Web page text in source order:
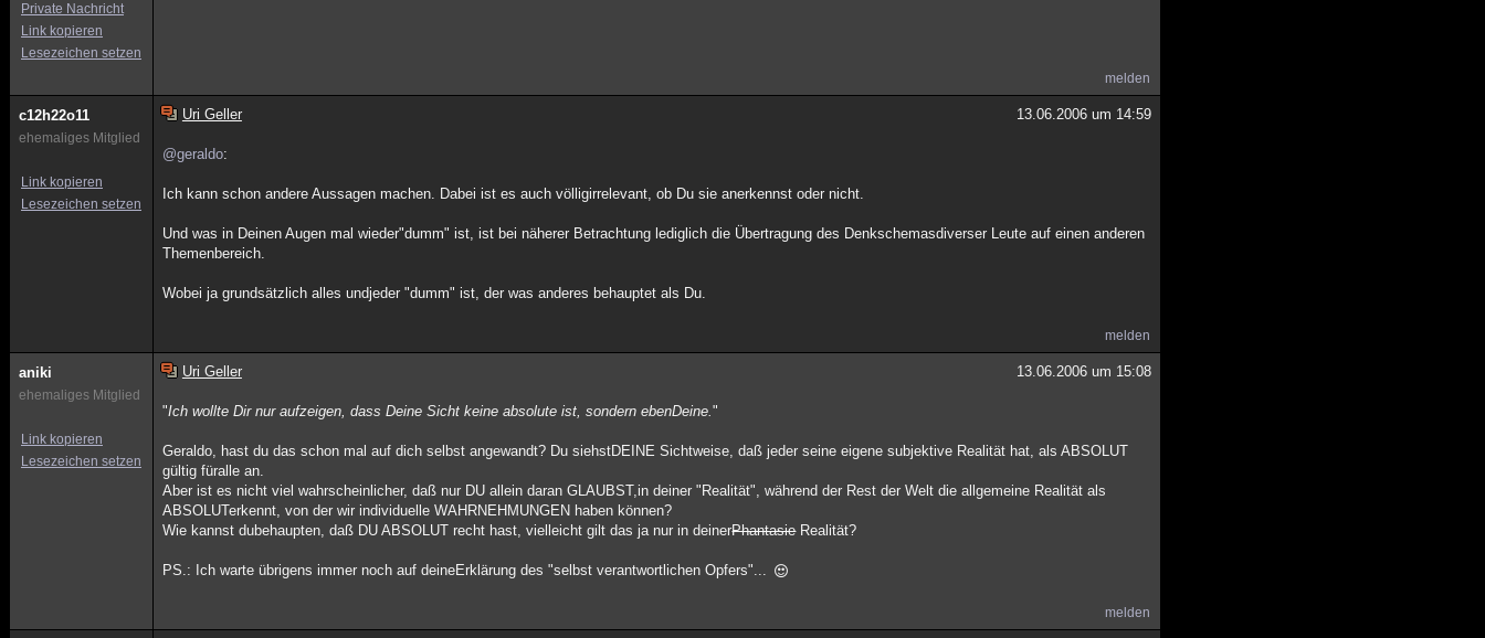
Private Nachricht
Link kopieren
Lesezeichen setzen
melden
c12h22o11
ehemaliges Mitglied
Link kopieren
Lesezeichen setzen
Uri Geller 13.06.2006 um 14:59
@geraldo:
Ich kann schon andere Aussagen machen. Dabei ist es auch völligirrelevant, ob Du sie anerkennst oder nicht.
Und was in Deinen Augen mal wieder"dumm" ist, ist bei näherer Betrachtung lediglich die Übertragung des Denkschemasdiverser Leute auf einen anderen
Themenbereich.
Wobei ja grundsätzlich alles undjeder "dumm" ist, der was anderes behauptet als Du.
melden
aniki
ehemaliges Mitglied
Link kopieren
Lesezeichen setzen
Uri Geller 13.06.2006 um 15:08
"Ich wollte Dir nur aufzeigen, dass Deine Sicht keine absolute ist, sondern ebenDeine."
Geraldo, hast du das schon mal auf dich selbst angewandt? Du siehstDEINE Sichtweise, daß jeder seine eigene subjektive Realität hat, als ABSOLUT
gültig füralle an.
Aber ist es nicht viel wahrscheinlicher, daß nur DU allein daran GLAUBST,in deiner "Realität", während der Rest der Welt die allgemeine Realität als
ABSOLUTerkennt, von der wir individuelle WAHRNEHMUNGEN haben können?
Wie kannst dubehaupten, daß DU ABSOLUT recht hast, vielleicht gilt das ja nur in deinerPhantasieRealität?
PS.: Ich warte übrigens immer noch auf deineErklärung des "selbst verantwortlichen Opfers"...
melden